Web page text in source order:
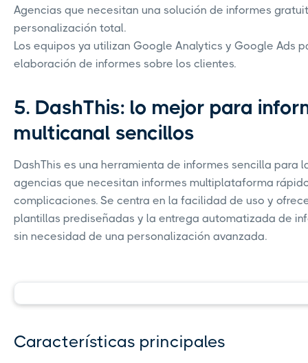
Agencias que necesitan una solución de informes
personalización total.
Los equipos ya utilizan Google Analytics y Google Ads
elaboración de informes sobre los clientes.
5. DashThis: lo mejor para
multicanal sencillos
DashThis es una herramienta de informes sencilla para
agencias que necesitan informes multiplataforma
complicaciones. Se centra en la facilidad de uso y
plantillas prediseñadas y la entrega automatizada de
sin necesidad de una personalización avanzada.
Características principales